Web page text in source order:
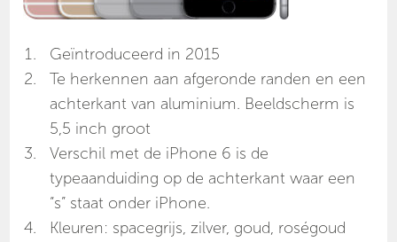
Geïntroduceerd in 2015
Te herkennen aan afgeronde randen en een
achterkant van aluminium. Beeldscherm is
5,5 inch groot
Verschil met de iPhone 6 is de
typeaanduiding op de achterkant waar een
“s” staat onder iPhone.
Kleuren: spacegrijs, zilver, goud, roségoud